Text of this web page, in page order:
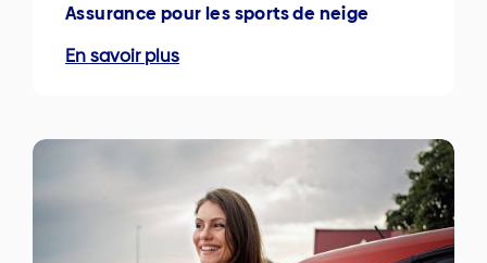
Assurance pour les sports de neige
En savoir plus